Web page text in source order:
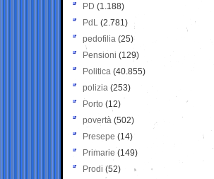
PD (1.188)
PdL (2.781)
pedofilia (25)
Pensioni (129)
Politica (40.855)
polizia (253)
Porto (12)
povertà (502)
Presepe (14)
Primarie (149)
Prodi (52)